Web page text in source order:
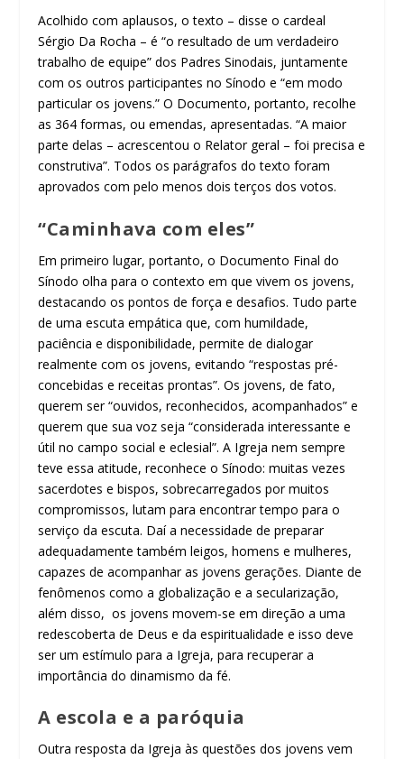
Acolhido com aplausos, o texto – disse o cardeal
Sérgio Da Rocha – é “o resultado de um verdadeiro
trabalho de equipe” dos Padres Sinodais, juntamente
com os outros participantes no Sínodo e “em modo
particular os jovens.” O Documento, portanto, recolhe
as 364 formas, ou emendas, apresentadas. “A maior
parte delas – acrescentou o Relator geral – foi precisa e
construtiva”. Todos os parágrafos do texto foram
aprovados com pelo menos dois terços dos votos.
“Caminhava com eles”
Em primeiro lugar, portanto, o Documento Final do
Sínodo olha para o contexto em que vivem os jovens,
destacando os pontos de força e desafios. Tudo parte
de uma escuta empática que, com humildade,
paciência e disponibilidade, permite de dialogar
realmente com os jovens, evitando “respostas pré-
concebidas e receitas prontas”. Os jovens, de fato,
querem ser “ouvidos, reconhecidos, acompanhados” e
querem que sua voz seja “considerada interessante e
útil no campo social e eclesial”. A Igreja nem sempre
teve essa atitude, reconhece o Sínodo: muitas vezes
sacerdotes e bispos, sobrecarregados por muitos
compromissos, lutam para encontrar tempo para o
serviço da escuta. Daí a necessidade de preparar
adequadamente também leigos, homens e mulheres,
capazes de acompanhar as jovens gerações. Diante de
fenômenos como a globalização e a secularização,
além disso, os jovens movem-se em direção a uma
redescoberta de Deus e da espiritualidade e isso deve
ser um estímulo para a Igreja, para recuperar a
importância do dinamismo da fé.
A escola e a paróquia
Outra resposta da Igreja às questões dos jovens vem